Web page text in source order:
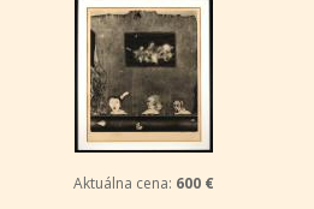
Aktuálna cena: 600 €